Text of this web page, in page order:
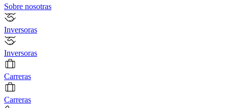
Sobre nosotras
Inversoras
Inversoras
Carreras
Carreras